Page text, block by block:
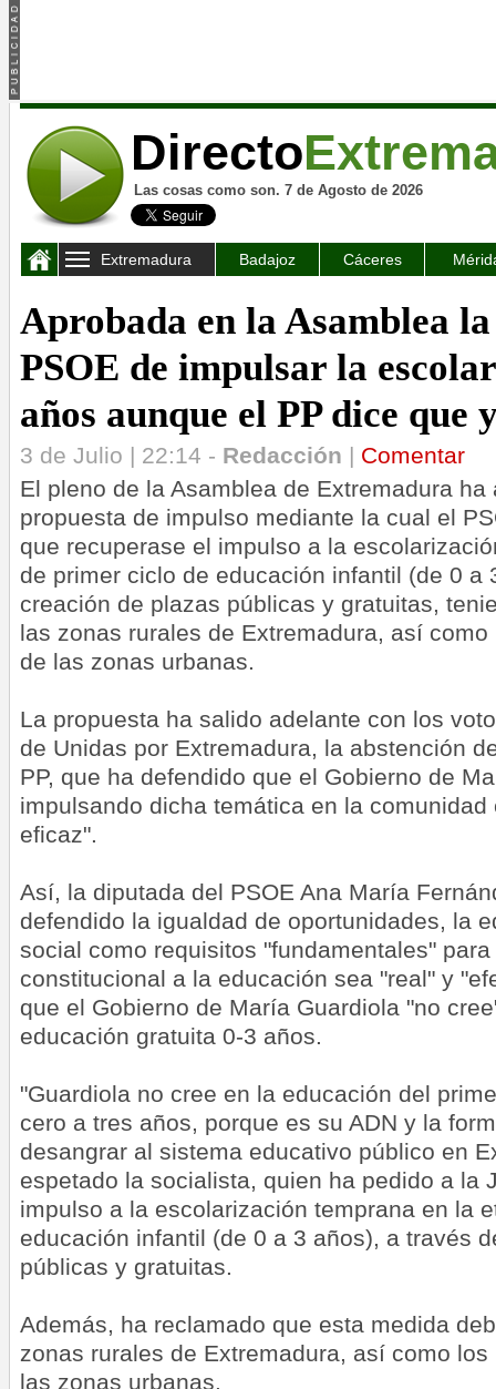
Directo
Las cosas como son. 7 de Agosto de 2026
Extremadura Badajoz Cáceres
Aprobada en la Asamblea
PSOE de impulsar la
años aunque el PP dice que
3 de Julio | 22:14 - Redacción | Comentar
El pleno de la Asamblea de Extremadura ha
propuesta de impulso mediante la cual el
que recuperase el impulso a la
de primer ciclo de educación infantil (de 0 a
creación de plazas públicas y gratuitas,
las zonas rurales de Extremadura, así
de las zonas urbanas.
La propuesta ha salido adelante con los
de Unidas por Extremadura, la abstención
PP, que ha defendido que el Gobierno de
impulsando dicha temática en la
eficaz".
Así, la diputada del PSOE Ana María
defendido la igualdad de oportunidades, la
social como requisitos "fundamentales"
constitucional a la educación sea "real" y
que el Gobierno de María Guardiola "no
educación gratuita 0-3 años.
"Guardiola no cree en la educación del
cero a tres años, porque es su ADN y la
desangrar al sistema educativo público en
espetado la socialista, quien ha pedido a la
impulso a la escolarización temprana en la
educación infantil (de 0 a 3 años), a través
públicas y gratuitas.
Además, ha reclamado que esta medida
zonas rurales de Extremadura, así como
las zonas urbanas.